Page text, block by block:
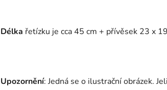
Délka řetízku je cca 45 cm + přívěsek 23 x
Upozornění: Jedná se o ilustrační obrázek.